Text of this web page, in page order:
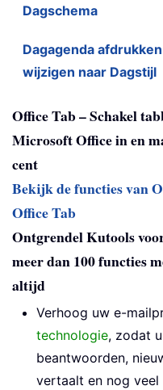
Dagschema
Dagagenda
wijzigen naar Dagstijl
Office Tab – Schakel
Microsoft Office in en
cent
Bekijk de functies van
Office Tab
Ontgrendel Kutools
meer dan 100 functies
altijd
Verhoog uw e-
technologie, zodat
beantwoorden,
vertaalt en nog veel